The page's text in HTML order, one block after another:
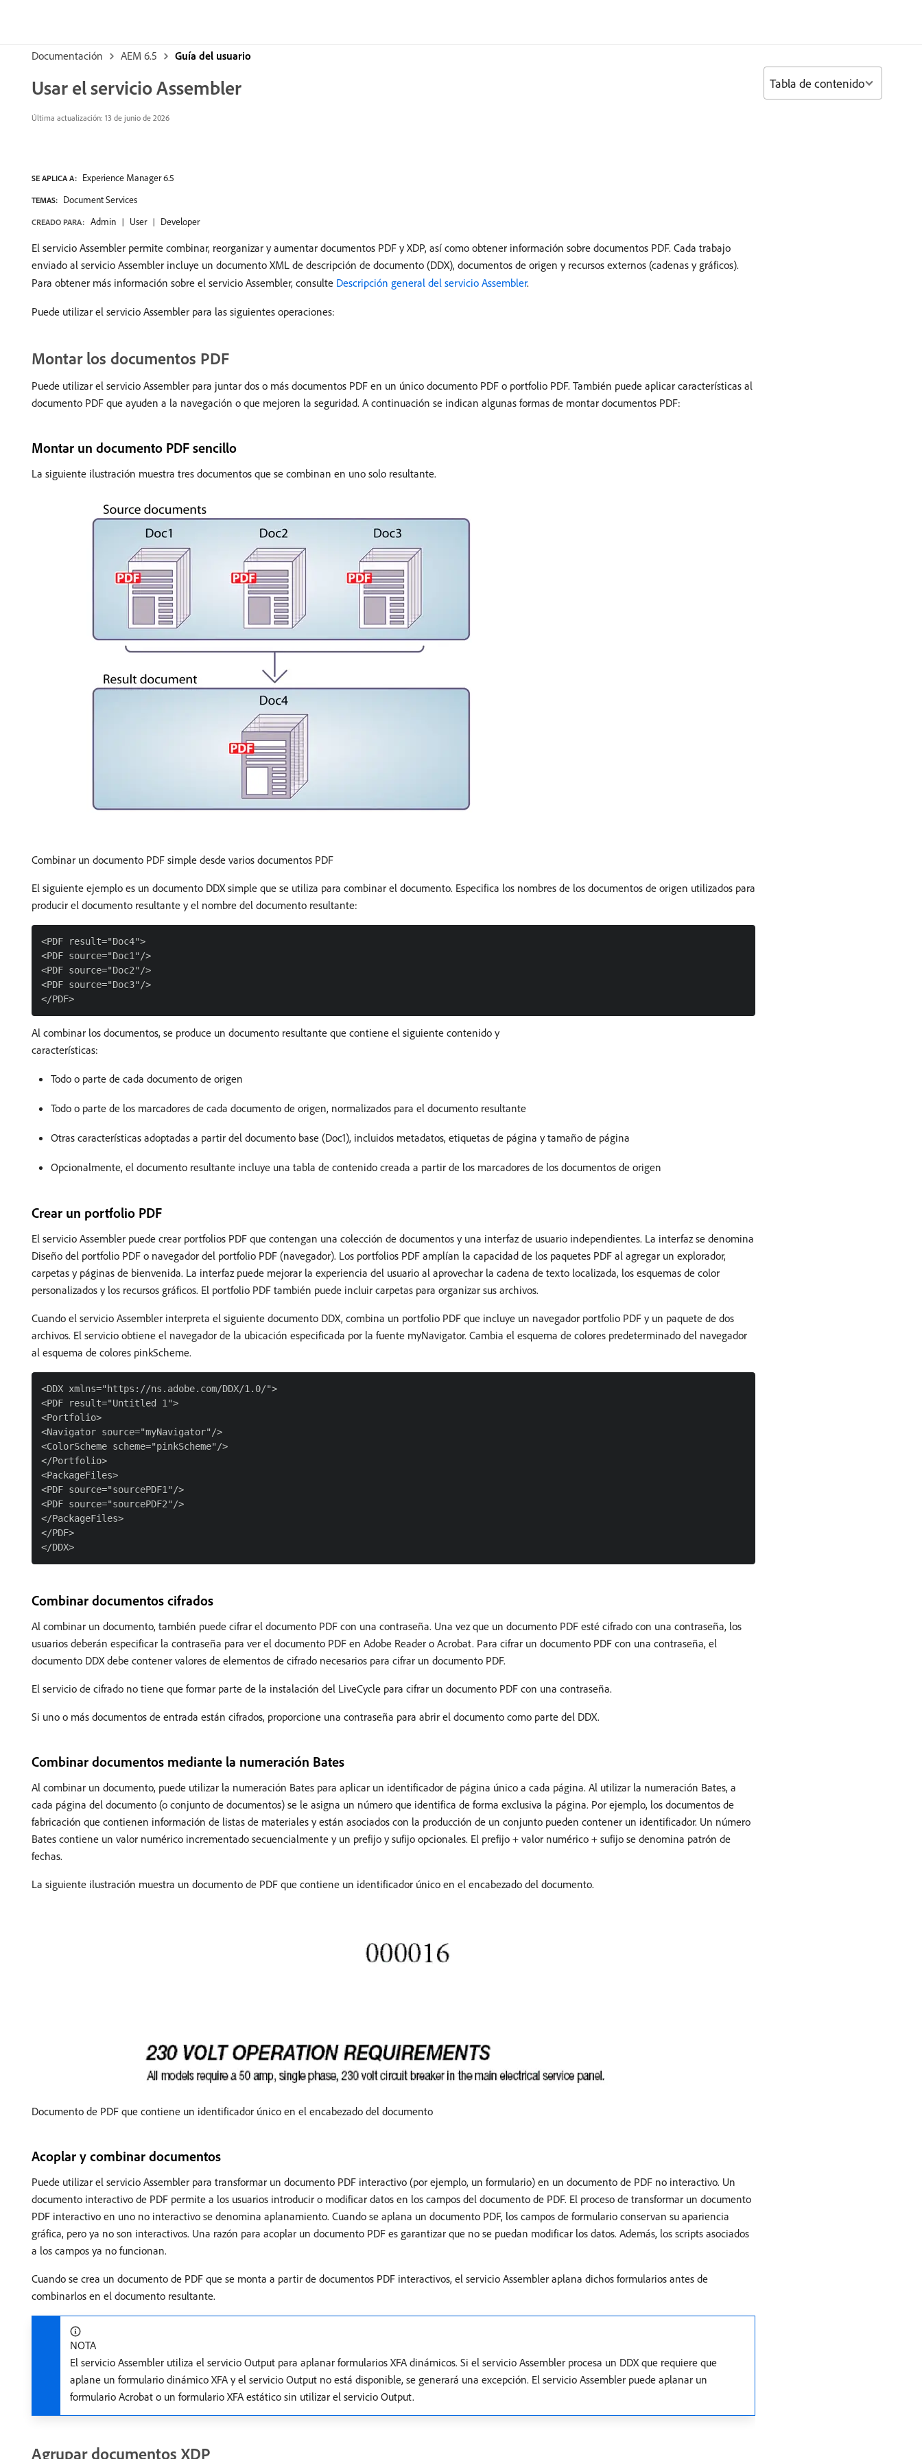
Documentación AEM 6.5 Guía del usuario
Usar el servicio Assembler
Última actualización: 13 de junio de 2026
SE APLICA A: Experience Manager 6.5
TEMAS: Document Services
CREADO PARA: Admin User Developer
El servicio Assembler permite combinar, reorganizar y aumentar documentos PDF y XDP, así como obtener información sobre documentos PDF. Cada trabajo
enviado al servicio Assembler incluye un documento XML de descripción de documento (DDX), documentos de origen y recursos externos (cadenas y gráficos).
Para obtener más información sobre el servicio Assembler, consulte Descripción general del servicio Assembler.
Puede utilizar el servicio Assembler para las siguientes operaciones:
Montar los documentos PDF
Puede utilizar el servicio Assembler para juntar dos o más documentos PDF en un único documento PDF o portfolio PDF. También puede aplicar características al
documento PDF que ayuden a la navegación o que mejoren la seguridad. A continuación se indican algunas formas de montar documentos PDF:
Montar un documento PDF sencillo
La siguiente ilustración muestra tres documentos que se combinan en uno solo resultante.
Combinar un documento PDF simple desde varios documentos PDF
El siguiente ejemplo es un documento DDX simple que se utiliza para combinar el documento. Especifica los nombres de los documentos de origen utilizados para
producir el documento resultante y el nombre del documento resultante:
<PDF result="Doc4">
<PDF source="Doc1"/>
<PDF source="Doc2"/>
<PDF source="Doc3"/>
Al combinar los documentos, se produce un documento resultante que contiene el siguiente contenido y
características:
Todo o parte de cada documento de origen
Todo o parte de los marcadores de cada documento de origen, normalizados para el documento resultante
Otras características adoptadas a partir del documento base (Doc1), incluidos metadatos, etiquetas de página y tamaño de página
Opcionalmente, el documento resultante incluye una tabla de contenido creada a partir de los marcadores de los documentos de origen
Crear un portfolio PDF
El servicio Assembler puede crear portfolios PDF que contengan una colección de documentos y una interfaz de usuario independientes. La interfaz se denomina
Diseño del portfolio PDF o navegador del portfolio PDF (navegador). Los portfolios PDF amplían la capacidad de los paquetes PDF al agregar un explorador,
carpetas y páginas de bienvenida. La interfaz puede mejorar la experiencia del usuario al aprovechar la cadena de texto localizada, los esquemas de color
personalizados y los recursos gráficos. El portfolio PDF también puede incluir carpetas para organizar sus archivos.
Cuando el servicio Assembler interpreta el siguiente documento DDX, combina un portfolio PDF que incluye un navegador portfolio PDF y un paquete de dos
archivos. El servicio obtiene el navegador de la ubicación especificada por la fuente myNavigator. Cambia el esquema de colores predeterminado del navegador
al esquema de colores pinkScheme.
<DDX xmlns="https://ns.adobe.com/DDX/1.0/">
<PDF result="Untitled 1">
<Portfolio>
<Navigator source="myNavigator"/>
<ColorScheme scheme="pinkScheme"/>
</Portfolio>
<PackageFiles>
<PDF source="sourcePDF1"/>
<PDF source="sourcePDF2"/>
</PackageFiles>
</PDF>
Combinar documentos cifrados
Al combinar un documento, también puede cifrar el documento PDF con una contraseña. Una vez que un documento PDF esté cifrado con una contraseña, los
usuarios deberán especificar la contraseña para ver el documento PDF en Adobe Reader o Acrobat. Para cifrar un documento PDF con una contraseña, el
documento DDX debe contener valores de elementos de cifrado necesarios para cifrar un documento PDF.
El servicio de cifrado no tiene que formar parte de la instalación del LiveCycle para cifrar un documento PDF con una contraseña.
Si uno o más documentos de entrada están cifrados, proporcione una contraseña para abrir el documento como parte del DDX.
Combinar documentos mediante la numeración Bates
Al combinar un documento, puede utilizar la numeración Bates para aplicar un identificador de página único a cada página. Al utilizar la numeración Bates, a
cada página del documento (o conjunto de documentos) se le asigna un número que identifica de forma exclusiva la página. Por ejemplo, los documentos de
fabricación que contienen información de listas de materiales y están asociados con la producción de un conjunto pueden contener un identificador. Un número
Bates contiene un valor numérico incrementado secuencialmente y un prefijo y sufijo opcionales. El prefijo + valor numérico + sufijo se denomina patrón de
fechas.
La siguiente ilustración muestra un documento de PDF que contiene un identificador único en el encabezado del documento.
Documento de PDF que contiene un identificador único en el encabezado del documento
Acoplar y combinar documentos
Puede utilizar el servicio Assembler para transformar un documento PDF interactivo (por ejemplo, un formulario) en un documento de PDF no interactivo. Un
documento interactivo de PDF permite a los usuarios introducir o modificar datos en los campos del documento de PDF. El proceso de transformar un documento
PDF interactivo en uno no interactivo se denomina aplanamiento. Cuando se aplana un documento PDF, los campos de formulario conservan su apariencia
gráfica, pero ya no son interactivos. Una razón para acoplar un documento PDF es garantizar que no se puedan modificar los datos. Además, los scripts asociados
a los campos ya no funcionan.
Cuando se crea un documento de PDF que se monta a partir de documentos PDF interactivos, el servicio Assembler aplana dichos formularios antes de
combinarlos en el documento resultante.
NOTA
El servicio Assembler utiliza el servicio Output para aplanar formularios XFA dinámicos. Si el servicio Assembler procesa un DDX que requiere que
aplane un formulario dinámico XFA y el servicio Output no está disponible, se generará una excepción. El servicio Assembler puede aplanar un
formulario Acrobat o un formulario XFA estático sin utilizar el servicio Output.
Agrupar documentos XDP
Tabla de contenido